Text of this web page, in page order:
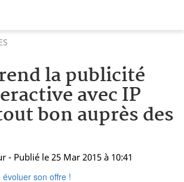
la publicité
avec IP
bon auprès des
- Publié le 25 Mar 2015 à 10:41